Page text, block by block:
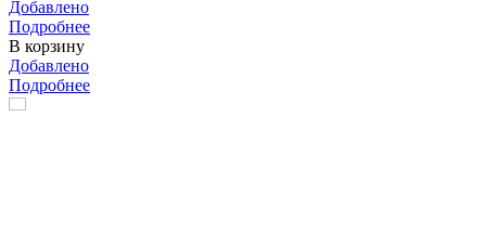
Добавлено
Подробнее
В корзину
Добавлено
Подробнее